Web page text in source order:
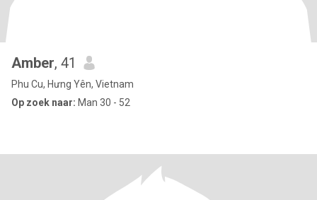
Amber, 41
Phu Cu, Hưng Yên, Vietnam
Op zoek naar: Man 30 - 52